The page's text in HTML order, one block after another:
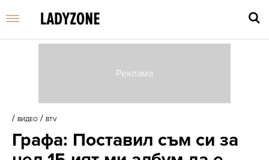
/ ВИДЕО / BTV
Графа: Поставил съм си за